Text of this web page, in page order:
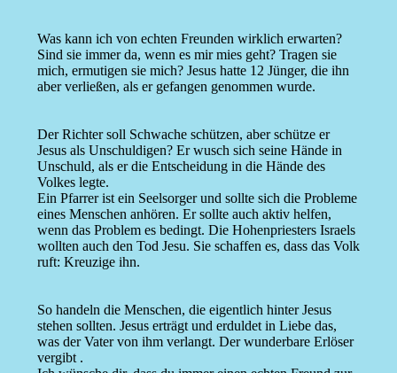
Was kann ich von echten Freunden wirklich erwarten?
Sind sie immer da, wenn es mir mies geht? Tragen sie
mich, ermutigen sie mich? Jesus hatte 12 Jünger, die ihn
aber verließen, als er gefangen genommen wurde.
Der Richter soll Schwache schützen, aber schütze er
Jesus als Unschuldigen? Er wusch sich seine Hände in
Unschuld, als er die Entscheidung in die Hände des
Volkes legte.
Ein Pfarrer ist ein Seelsorger und sollte sich die Probleme
eines Menschen anhören. Er sollte auch aktiv helfen,
wenn das Problem es bedingt. Die Hohenpriesters Israels
wollten auch den Tod Jesu. Sie schaffen es, dass das Volk
ruft: Kreuzige ihn.
So handeln die Menschen, die eigentlich hinter Jesus
stehen sollten. Jesus erträgt und erduldet in Liebe das,
was der Vater von ihm verlangt. Der wunderbare Erlöser
vergibt .